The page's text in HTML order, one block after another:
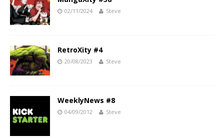
02/11/2024 Steve
RetroXity #4
20/08/2023 Steve
WeeklyNews #8
04/09/2012 Steve